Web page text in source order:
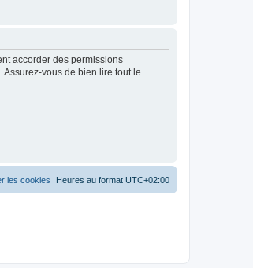
accorder des permissions
vous de bien lire tout le
Heures au format UTC+02:00
les cookies